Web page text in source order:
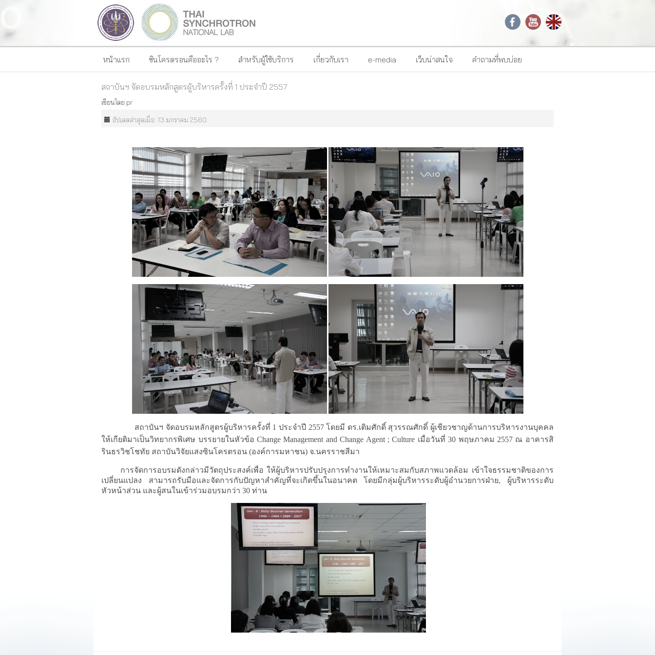
หน้าแรก ซินโครตรอนคืออะไร ? สำหรับผู้ใช้บริการ เกี่ยวกับเรา e-media เว็บน่าสนใจ คำถามที่พบบ่อย
สถาบันฯ จัดอบรมหลักสูตรผู้บริหารครั้งที่ 1 ประจำปี 2557
เขียนโดย pr
อัปเดตล่าสุดเมื่อ: 13 มกราคม 2560
สถาบันฯ จัดอบรมหลักสูตรผู้บริหารครั้งที่ 1 ประจำปี 2557 โดยมี ดร.เติมศักดิ์ สุวรรณศักดิ์ ผู้เชียวชาญด้านการบริหารงานบุคคล
ให้เกียติมาเป็นวิทยากรพิเศษ บรรยายในหัวข้อChange Management and Change Agent ; Culture เมื่อวันที่ 30 พฤษภาคม 2557 ณ อาคารสิ
รินธรวิชโชทัย สถาบันวิจัยแสงซินโครตรอน (องค์การมหาชน) จ.นครราชสีมา
การจัดการอบรมดังกล่าวมีวัตถุประสงค์เพื่อ ให้ผู้บริหารปรับปรุงการทำงานให้เหมาะสมกับสภาพแวดล้อม เข้าใจธรรมชาติของการ
เปลี่ยนแปลง สามารถรับมือและจัดการกับปัญหาสำคัญที่จะเกิดขึ้นในอนาคต โดยมีกลุ่มผู้บริหารระดับผู้อำนวยการฝ่าย, ผู้บริหารระดับ
หัวหน้าส่วน และผู้สนในเข้าร่วมอบรมกว่า 30 ท่าน